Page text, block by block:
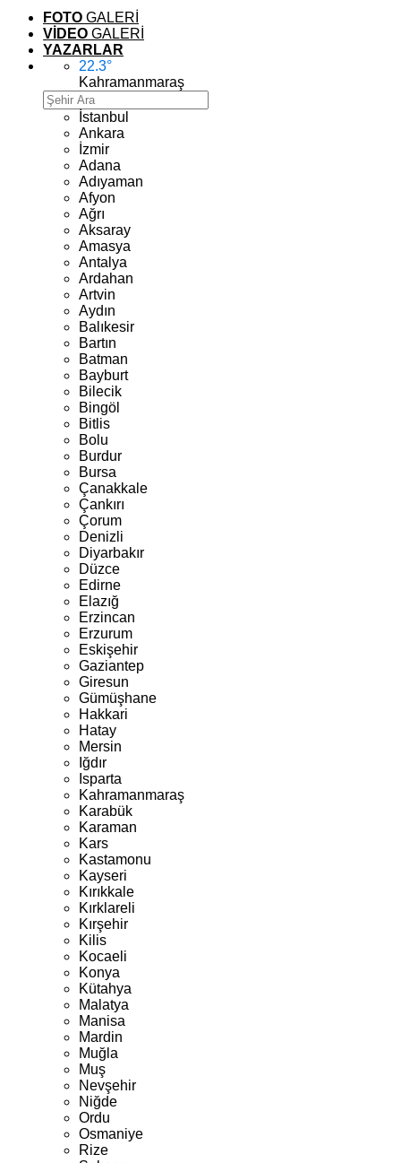
FOTO GALERİ
VİDEO GALERİ
YAZARLAR
22.3°
Kahramanmaraş
İstanbul
Ankara
İzmir
Adana
Adıyaman
Afyon
Ağrı
Aksaray
Amasya
Antalya
Ardahan
Artvin
Aydın
Balıkesir
Bartın
Batman
Bayburt
Bilecik
Bingöl
Bitlis
Bolu
Burdur
Bursa
Çanakkale
Çankırı
Çorum
Denizli
Diyarbakır
Düzce
Edirne
Elazığ
Erzincan
Erzurum
Eskişehir
Gaziantep
Giresun
Gümüşhane
Hakkari
Hatay
Mersin
Iğdır
Isparta
Kahramanmaraş
Karabük
Karaman
Kars
Kastamonu
Kayseri
Kırıkkale
Kırklareli
Kırşehir
Kilis
Kocaeli
Konya
Kütahya
Malatya
Manisa
Mardin
Muğla
Muş
Nevşehir
Niğde
Ordu
Osmaniye
Rize